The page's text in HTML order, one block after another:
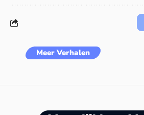
Meer Verhalen